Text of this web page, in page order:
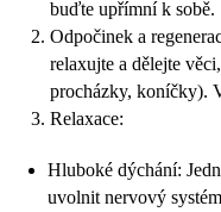
buďte upřímní k sobě.
Odpočinek a
relaxujte a dělejte
procházky, koníčky).
Relaxace:
Hluboké dýchání:
uvolnit nervový